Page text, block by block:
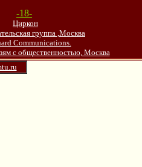
-18-
Циркон
группа ,Москва
Communications.
с общественностью, Москва